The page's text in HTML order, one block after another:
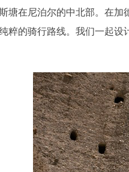
塘在尼泊尔的中北部。在加
粹的骑行路线。我们一起